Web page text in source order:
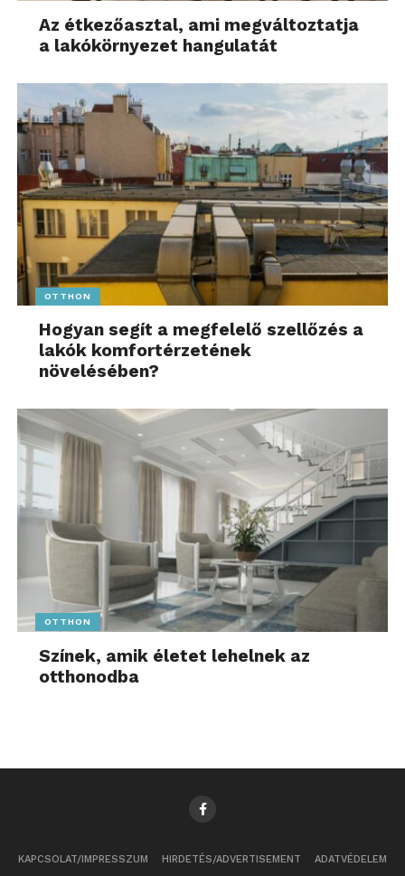
Az étkezőasztal, ami megváltoztatja
a lakókörnyezet hangulatát
OTTHON
Hogyan segít a megfelelő szellőzés a
lakók komfortérzetének
növelésében?
OTTHON
Színek, amik életet lehelnek az
otthonodba
KAPCSOLAT/IMPRESSZUM HIRDETÉS/ADVERTISEMENT ADATVÉDELEM